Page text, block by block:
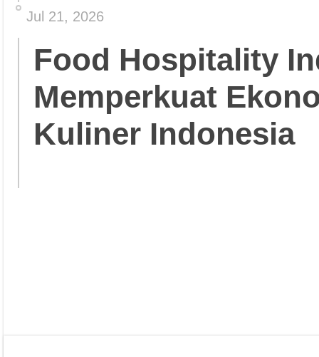
Jul 21, 2026
Food Hospitality
Memperkuat
Kuliner Indonesia